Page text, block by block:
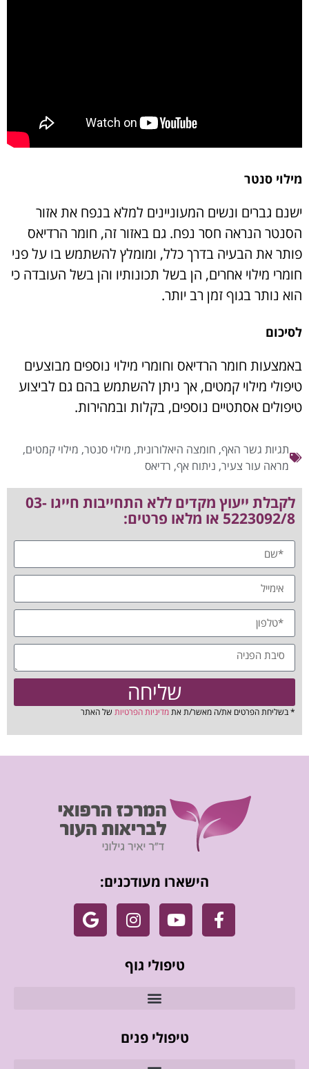
מילוי סנטר
ישנם גברים ונשים המעוניינים למלא בנפח את אזור
הסנטר הנראה חסר נפח. גם באזור זה, חומר הרדיאס
פותר את הבעיה בדרך כלל, ומומלץ להשתמש בו על פני
חומרי מילוי אחרים, הן בשל תכונותיו והן בשל העובדה כי
הוא נותר בגוף זמן רב יותר.
לסיכום
באמצעות חומר הרדיאס וחומרי מילוי נוספים מבוצעים
טיפולי מילוי קמטים, אך ניתן להשתמש בהם גם לביצוע
טיפולים אסתטיים נוספים, בקלות ובמהירות.
תגיות גשר האף, חומצה היאלורונית, מילוי סנטר, מילוי קמטים,
מראה עור צעיר, ניתוח אף, רדיאס
לקבלת ייעוץ מקדים ללא התחייבות חייגו 03-
5223092/8 או מלאו פרטים:
שליחה
* בשליחת הפרטים את/ה מאשר/ת אתמדיניות הפרטיות של האתר
הישארו מעודכנים:
טיפולי גוף
טיפולי פנים